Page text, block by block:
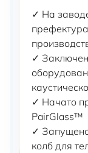
✓ На
✓
✓ Начато
PairGlass™
✓
колб для